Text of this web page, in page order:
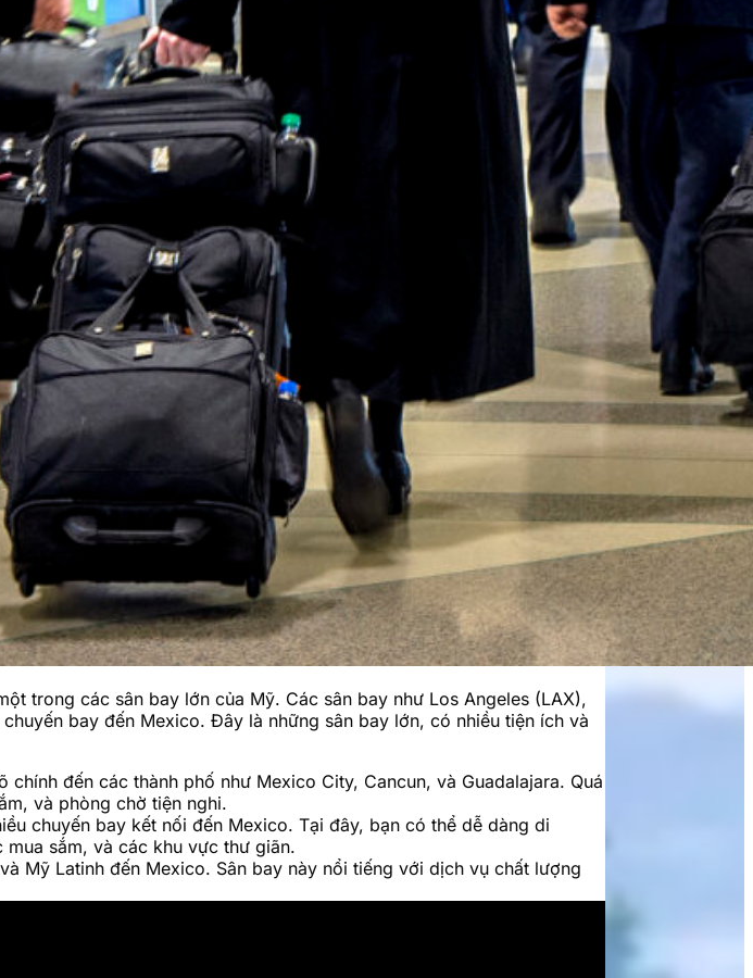
trong các sân bay lớn của Mỹ. Các sân bay như Los Angeles (LAX),
bay đến Mexico. Đây là những sân bay lớn, có nhiều tiện ích và
đến các thành phố như Mexico City, Cancun, và Guadalajara. Quá
và phòng chờ tiện nghi.
chuyến bay kết nối đến Mexico. Tại đây, bạn có thể dễ dàng di
sắm, và các khu vực thư giãn.
Mỹ Latinh đến Mexico. Sân bay này nổi tiếng với dịch vụ chất lượng